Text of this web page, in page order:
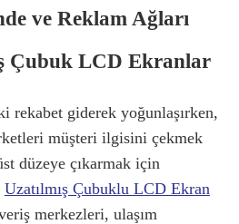
ve Reklam Ağları
Çubuk LCD Ekranlar
rekabet giderek yoğunlaşırken,
müşteri ilgisini çekmek
düzeye çıkarmak için
Uzatılmış Çubuklu LCD Ekran
merkezleri, ulaşım